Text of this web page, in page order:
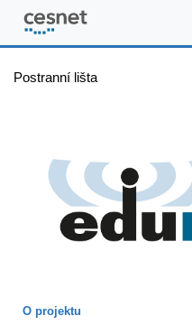
Postranní lišta
O projektu